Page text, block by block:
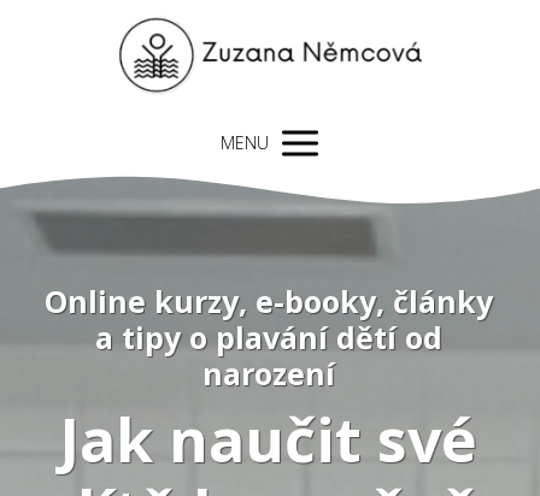
MENU
Online kurzy, e-booky, články
a tipy o plavání dětí od
narození
Jak naučit své